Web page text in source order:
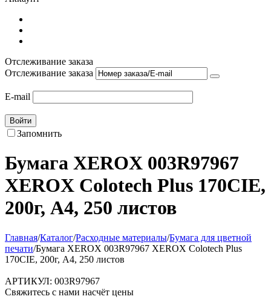
Отслеживание заказа
Отслеживание заказа
E-mail
Войти
Запомнить
Бумага XEROX 003R97967
XEROX Colotech Plus 170CIE,
200г, A4, 250 листов
Главная/Каталог/Расходные материалы/Бумага для цветной
печати/Бумага XEROX 003R97967 XEROX Colotech Plus
170CIE, 200г, A4, 250 листов
АРТИКУЛ: 003R97967
Свяжитесь с нами насчёт цены